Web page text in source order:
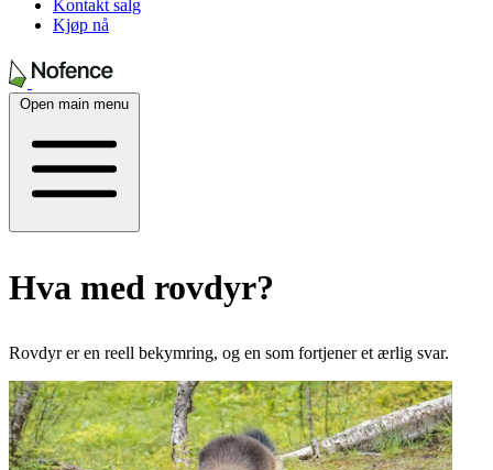
Kontakt salg
Kjøp nå
Open main menu
Hva med rovdyr?
Rovdyr er en reell bekymring, og en som fortjener et ærlig svar.